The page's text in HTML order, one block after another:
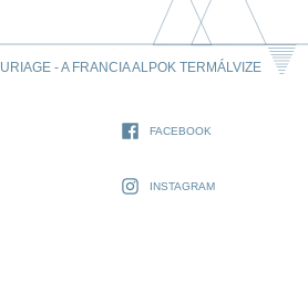
URIAGE - A FRANCIA ALPOK TERMÁLVIZE
FACEBOOK
INSTAGRAM